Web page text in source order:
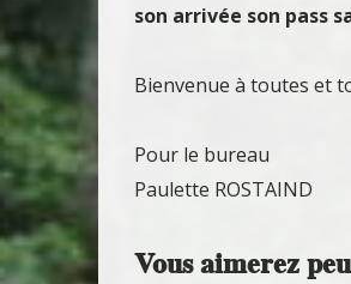
son arrivée son pass
Bienvenue à toutes et
Pour le bureau
Paulette ROSTAIND
Vous aimerez